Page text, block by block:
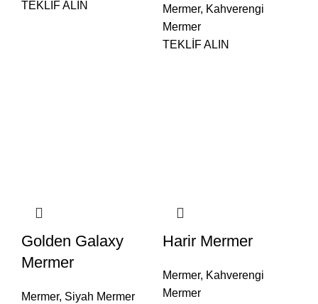
TEKLİF ALIN Mermer, Kahverengi
Mermer
TEKLİF ALIN
Golden Galaxy
Mermer
Mermer, Siyah Mermer
Harir Mermer
Mermer, Kahverengi
Mermer